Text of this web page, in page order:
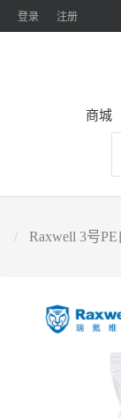
登录 注册
商城
Raxwell 3号